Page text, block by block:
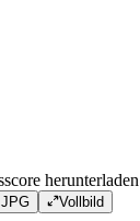
herunterladen
JPG Vollbild